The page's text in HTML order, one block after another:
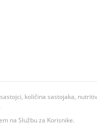
količina sastojaka,
na Službu za Korisnike.